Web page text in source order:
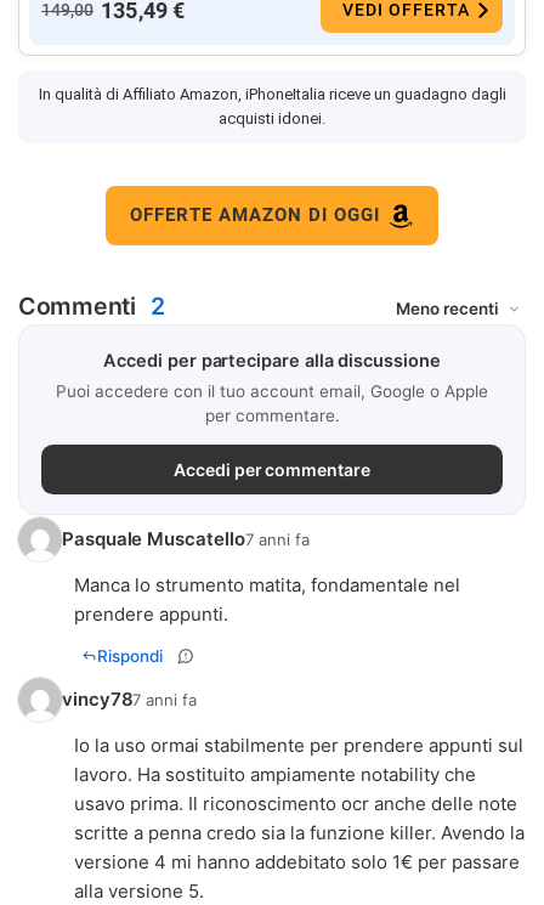
149,00 135,49 € VEDI OFFERTA
In qualità di Affiliato Amazon, iPhoneItalia riceve un guadagno dagli
acquisti idonei.
OFFERTE AMAZON DI OGGI
Commenti 2
Accedi per partecipare alla discussione
Puoi accedere con il tuo account email, Google o Apple
per commentare.
Accedi per commentare
Pasquale Muscatello7 anni fa
Manca lo strumento matita, fondamentale nel
prendere appunti.
Rispondi
vincy787 anni fa
Io la uso ormai stabilmente per prendere appunti sul
lavoro. Ha sostituito ampiamente notability che
usavo prima. Il riconoscimento ocr anche delle note
scritte a penna credo sia la funzione killer. Avendo la
versione 4 mi hanno addebitato solo 1€ per passare
alla versione 5.